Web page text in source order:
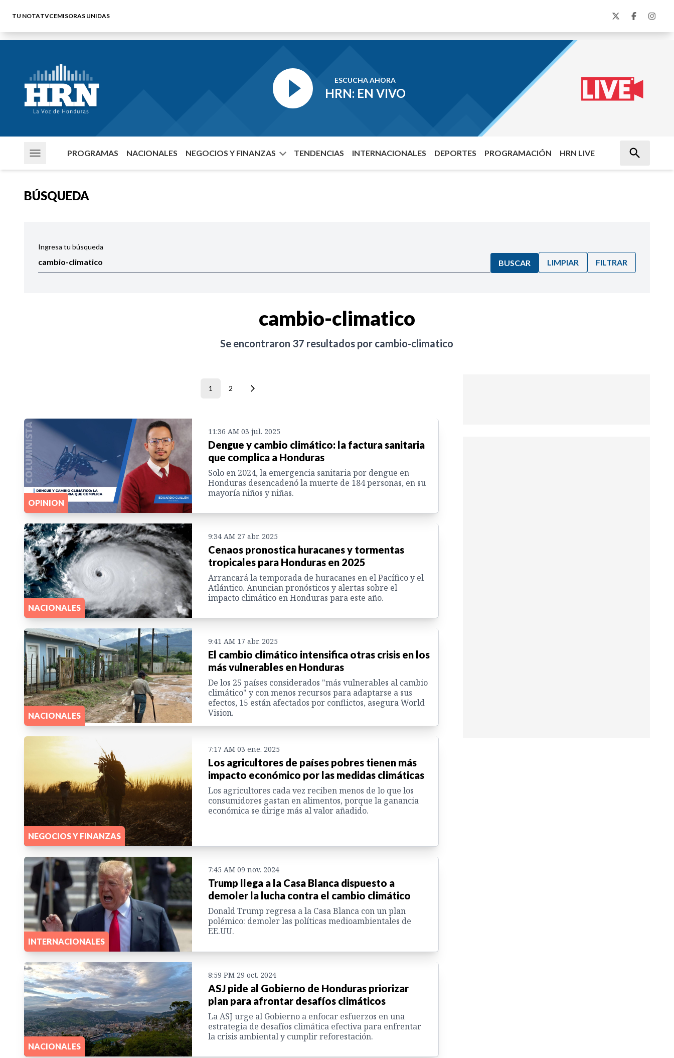
TU NOTATVCEMISORAS UNIDAS
ESCUCHA AHORA
HRN: EN VIVO
PROGRAMAS NACIONALES NEGOCIOS Y FINANZAS TENDENCIAS INTERNACIONALES DEPORTES PROGRAMACIÓN HRN LIVE
BÚSQUEDA
Ingresa tu búsqueda
BUSCAR LIMPIAR FILTRAR
cambio-climatico
Se encontraron 37 resultados por cambio-climatico
1 2
OPINION
11:36 AM 03 jul. 2025
Dengue y cambio climático: la factura sanitaria
que complica a Honduras
Solo en 2024, la emergencia sanitaria por dengue en
Honduras desencadenó la muerte de 184 personas, en su
mayoría niños y niñas.
NACIONALES
9:34 AM 27 abr. 2025
Cenaos pronostica huracanes y tormentas
tropicales para Honduras en 2025
Arrancará la temporada de huracanes en el Pacífico y el
Atlántico. Anuncian pronósticos y alertas sobre el
impacto climático en Honduras para este año.
NACIONALES
9:41 AM 17 abr. 2025
El cambio climático intensifica otras crisis en los
más vulnerables en Honduras
De los 25 países considerados "más vulnerables al cambio
climático" y con menos recursos para adaptarse a sus
efectos, 15 están afectados por conflictos, asegura World
Vision.
NEGOCIOS Y FINANZAS
7:17 AM 03 ene. 2025
Los agricultores de países pobres tienen más
impacto económico por las medidas climáticas
Los agricultores cada vez reciben menos de lo que los
consumidores gastan en alimentos, porque la ganancia
económica se dirige más al valor añadido.
INTERNACIONALES
7:45 AM 09 nov. 2024
Trump llega a la Casa Blanca dispuesto a
demoler la lucha contra el cambio climático
Donald Trump regresa a la Casa Blanca con un plan
polémico: demoler las políticas medioambientales de
EE.UU.
NACIONALES
8:59 PM 29 oct. 2024
ASJ pide al Gobierno de Honduras priorizar
plan para afrontar desafíos climáticos
La ASJ urge al Gobierno a enfocar esfuerzos en una
estrategia de desafíos climática efectiva para enfrentar
la crisis ambiental y cumplir reforestación.